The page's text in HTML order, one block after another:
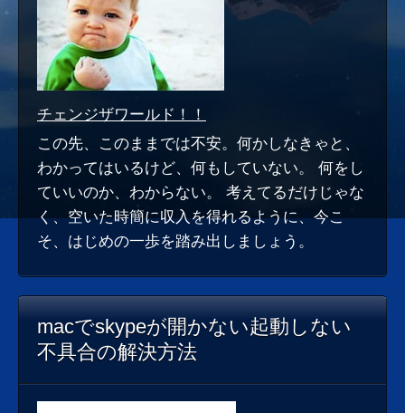
チェンジザワールド！！
この先、このままでは不安。何かしなきゃと、
わかってはいるけど、何もしていない。 何をし
ていいのか、わからない。 考えてるだけじゃな
く、空いた時簡に収入を得れるように、今こ
そ、はじめの一歩を踏み出しましょう。
macでskypeが開かない起動しない
不具合の解決方法